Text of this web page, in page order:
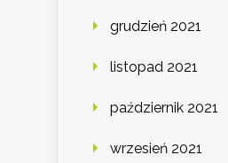
grudzień 2021
listopad 2021
październik 2021
wrzesień 2021